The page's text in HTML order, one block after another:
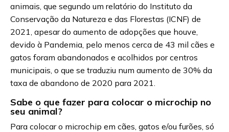
animais, que segundo um relatório do Instituto da
Conservação da Natureza e das Florestas (ICNF) de
2021, apesar do aumento de adopções que houve,
devido à Pandemia, pelo menos cerca de 43 mil cães e
gatos foram abandonados e acolhidos por centros
municipais, o que se traduziu num aumento de 30% da
taxa de abandono de 2020 para 2021.
Sabe o que fazer para colocar o microchip no
seu animal?
Para colocar o microchip em cães, gatos e/ou furões, só